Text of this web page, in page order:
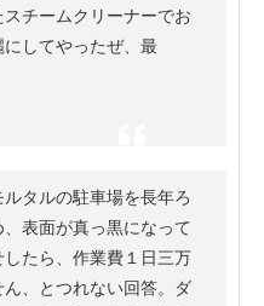
チームクリーナーでお
してやったぜ、最
タルの駐車場を長年ろ
表面が真っ黒になって
たら、作業費１日三万
、とつれない回答。ダ